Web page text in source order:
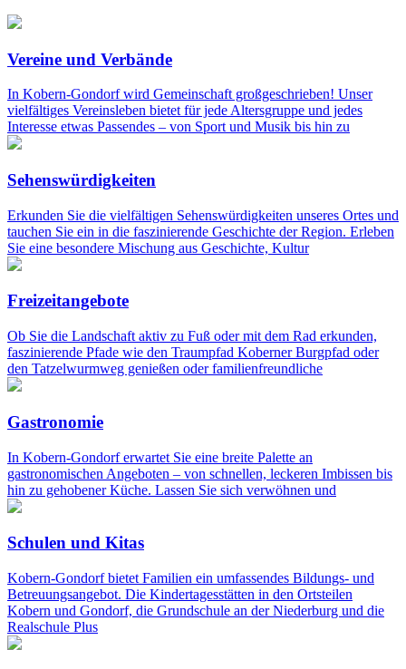
Vereine und Verbände
In Kobern-Gondorf wird Gemeinschaft großgeschrieben! Unser
vielfältiges Vereinsleben bietet für jede Altersgruppe und jedes
Interesse etwas Passendes – von Sport und Musik bis hin zu
Sehenswürdigkeiten
Erkunden Sie die vielfältigen Sehenswürdigkeiten unseres Ortes und
tauchen Sie ein in die faszinierende Geschichte der Region. Erleben
Sie eine besondere Mischung aus Geschichte, Kultur
Freizeitangebote
Ob Sie die Landschaft aktiv zu Fuß oder mit dem Rad erkunden,
faszinierende Pfade wie den Traumpfad Koberner Burgpfad oder
den Tatzelwurmweg genießen oder familienfreundliche
Gastronomie
In Kobern-Gondorf erwartet Sie eine breite Palette an
gastronomischen Angeboten – von schnellen, leckeren Imbissen bis
hin zu gehobener Küche. Lassen Sie sich verwöhnen und
Schulen und Kitas
Kobern-Gondorf bietet Familien ein umfassendes Bildungs- und
Betreuungsangebot. Die Kindertagesstätten in den Ortsteilen
Kobern und Gondorf, die Grundschule an der Niederburg und die
Realschule Plus